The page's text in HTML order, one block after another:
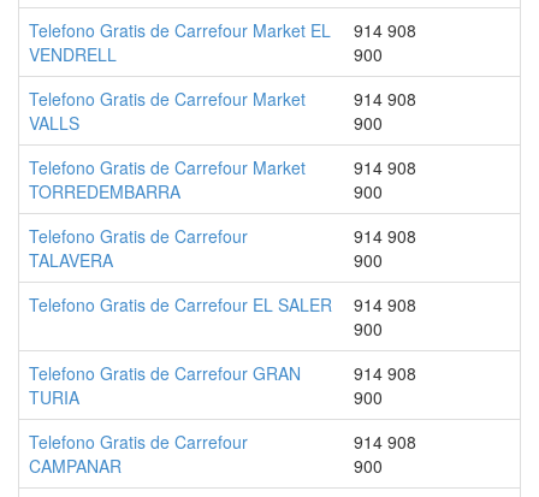
Telefono Gratis de Carrefour Market EL
VENDRELL
914 908
900
Telefono Gratis de Carrefour Market
VALLS
914 908
900
Telefono Gratis de Carrefour Market
TORREDEMBARRA
914 908
900
Telefono Gratis de Carrefour
TALAVERA
914 908
900
Telefono Gratis de Carrefour EL SALER
914 908
900
Telefono Gratis de Carrefour GRAN
TURIA
914 908
900
Telefono Gratis de Carrefour
CAMPANAR
914 908
900